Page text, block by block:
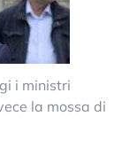
i ministri
la mossa di